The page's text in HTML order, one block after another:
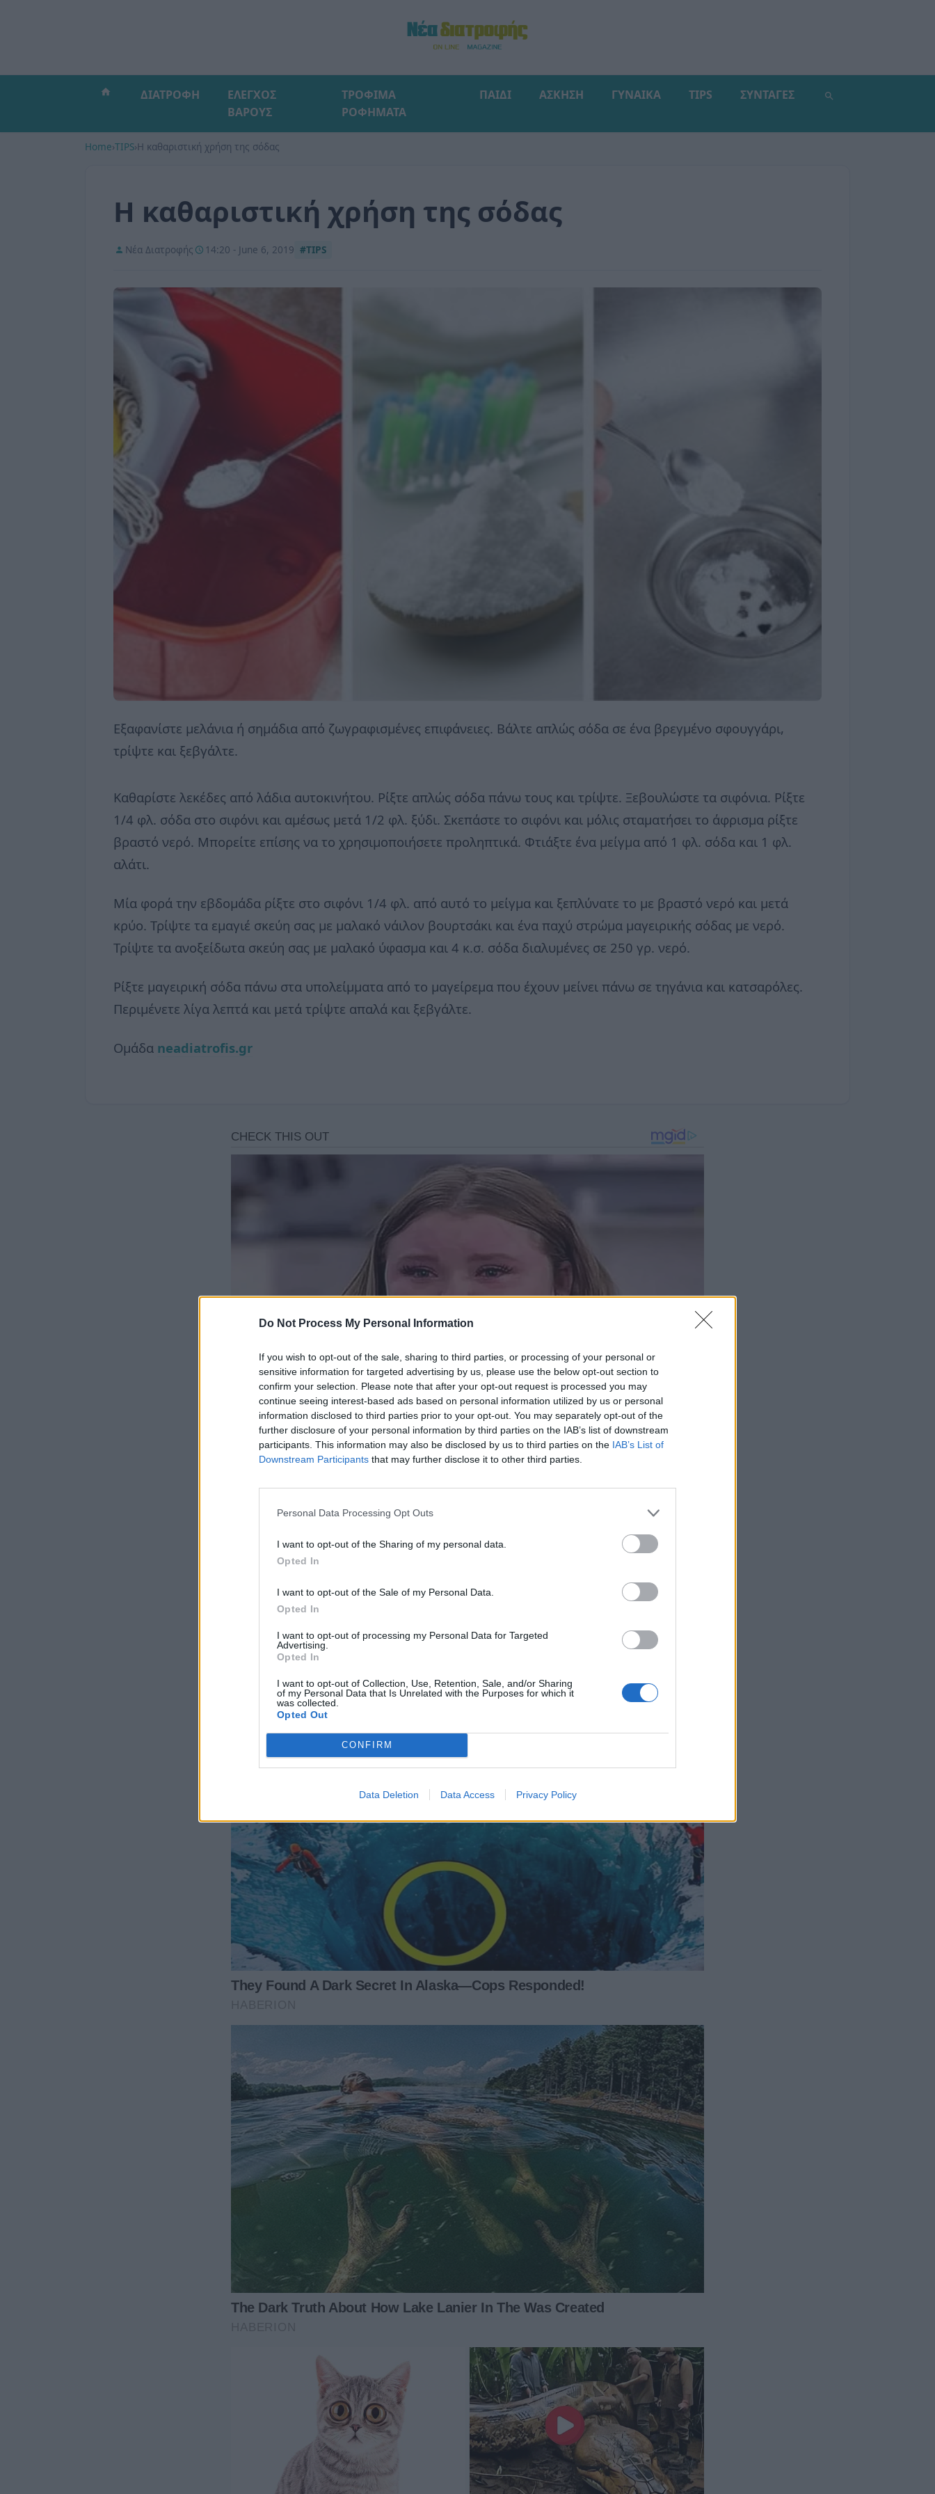
Do Not Process My Personal Information
If you wish to opt-out of the sale, sharing to third parties, or processing of your personal or
sensitive information for targeted advertising by us, please use the below opt-out section to
confirm your selection. Please note that after your opt-out request is processed you may
continue seeing interest-based ads based on personal information utilized by us or personal
information disclosed to third parties prior to your opt-out. You may separately opt-out of the
further disclosure of your personal information by third parties on the IAB’s list of downstream
participants. This information may also be disclosed by us to third parties on the IAB’s List of
Downstream Participants that may further disclose it to other third parties.
Personal Data Processing Opt Outs
I want to opt-out of the Sharing of my personal data.
Opted In
I want to opt-out of the Sale of my Personal Data.
Opted In
I want to opt-out of processing my Personal Data for Targeted
Advertising.
Opted In
I want to opt-out of Collection, Use, Retention, Sale, and/or Sharing
of my Personal Data that Is Unrelated with the Purposes for which it
was collected.
Opted Out
CONFIRM
Data Deletion Data Access Privacy Policy
ΔΙΑΤΡΟΦΗ
ΕΛΕΓΧΟΣ
ΒΑΡΟΥΣ
ΤΡΟΦΙΜΑ
ΡΟΦΗΜΑΤΑ
ΠΑΙΔΙ ΑΣΚΗΣΗ ΓΥΝΑΙΚΑ TIPS ΣΥΝΤΑΓΕΣ
Home›TIPS›Η καθαριστική χρήση της σόδας
Η καθαριστική χρήση της σόδας
Νέα Διατροφής 14:20 - June 6, 2019 #TIPS
Εξαφανίστε μελάνια ή σημάδια από ζωγραφισμένες επιφάνειες. Βάλτε απλώς σόδα σε ένα βρεγμένο σφουγγάρι,
τρίψτε και ξεβγάλτε.
Καθαρίστε λεκέδες από λάδια αυτοκινήτου. Ρίξτε απλώς σόδα πάνω τους και τρίψτε. Ξεβουλώστε τα σιφόνια. Ρίξτε
1/4 φλ. σόδα στο σιφόνι και αμέσως μετά 1/2 φλ. ξύδι. Σκεπάστε το σιφόνι και μόλις σταματήσει το άφρισμα ρίξτε
βραστό νερό. Μπορείτε επίσης να το χρησιμοποιήσετε προληπτικά. Φτιάξτε ένα μείγμα από 1 φλ. σόδα και 1 φλ.
αλάτι.
Μία φορά την εβδομάδα ρίξτε στο σιφόνι 1/4 φλ. από αυτό το μείγμα και ξεπλύνατε το με βραστό νερό και μετά
κρύο. Τρίψτε τα εμαγιέ σκεύη σας με μαλακό νάιλον βουρτσάκι και ένα παχύ στρώμα μαγειρικής σόδας με νερό.
Τρίψτε τα ανοξείδωτα σκεύη σας με μαλακό ύφασμα και 4 κ.σ. σόδα διαλυμένες σε 250 γρ. νερό.
Ρίξτε μαγειρική σόδα πάνω στα υπολείμματα από το μαγείρεμα που έχουν μείνει πάνω σε τηγάνια και κατσαρόλες.
Περιμένετε λίγα λεπτά και μετά τρίψτε απαλά και ξεβγάλτε.
Ομάδα neadiatrofis.gr